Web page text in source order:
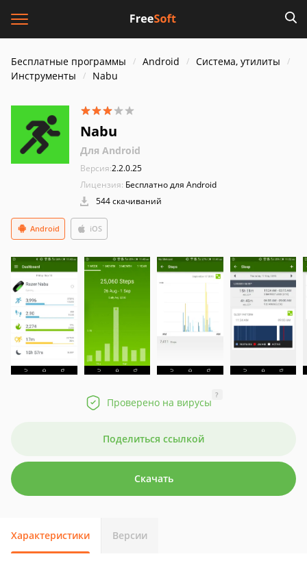
Бесплатные программы Android
Система, утилиты
Инструменты
Nabu
Nabu
Для Android
Версия:2.2.0.25
Лицензия: Бесплатно для Android
544 скачиваний
Android iOS
Проверено на вирусы
?
Поделиться ссылкой
Скачать
Характеристики Версии